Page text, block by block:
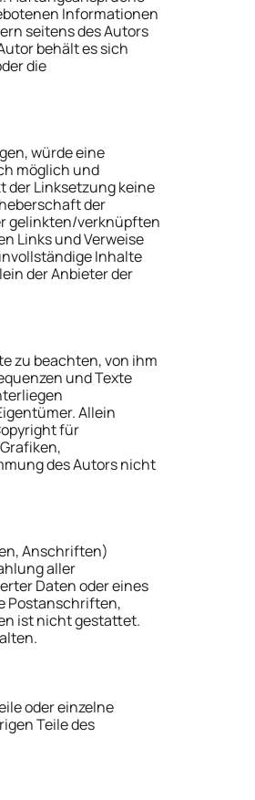
Informationen
seitens des Autors
behält es sich
die
würde eine
möglich und
der Linksetzung keine
der
gelinkten/verknüpften
Links und Verweise
Inhalte
der Anbieter der
zu beachten, von ihm
und Texte
Allein
für
des Autors nicht
Anschriften)
aller
Daten oder eines
Postanschriften,
ist nicht gestattet.
oder einzelne
Teile des